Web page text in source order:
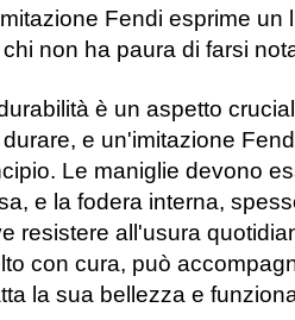
Fendi esprime un
chi non ha paura di farsi
è un aspetto
durare, e un'imitazione
Le maniglie devono
e la fodera interna,
resistere all'usura
con cura, può
la sua bellezza e